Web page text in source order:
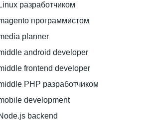
разработчиком
программистом
planner
android developer
frontend developer
PHP разработчиком
development
backend